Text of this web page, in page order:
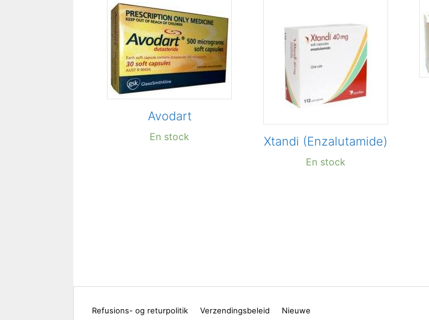
Avodart
En stock Xtandi (Enzalutamide)
En stock
Refusions- og returpolitik Verzendingsbeleid Nieuwe